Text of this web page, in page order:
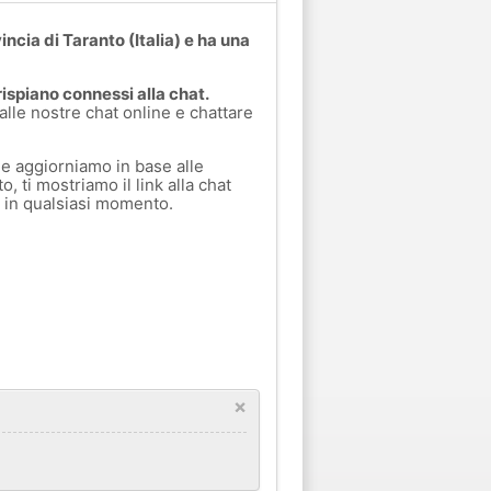
di Taranto (Italia) e ha una
connessi alla chat.
nostre chat online e chattare
aggiorniamo in base alle
ti mostriamo il link alla chat
qualsiasi momento.
×